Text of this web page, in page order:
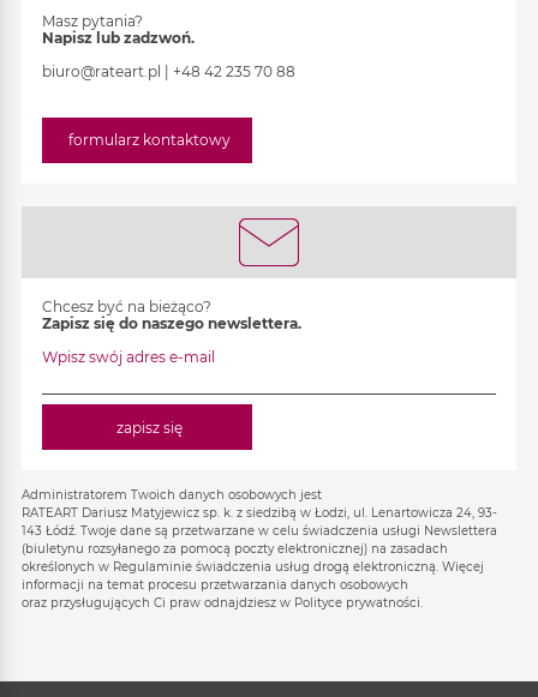
Masz pytania?
Napisz lub zadzwoń.
biuro@rateart.pl |+48 42 235 70 88
formularz kontaktowy
Chcesz być na bieżąco?
Zapisz się do naszego newslettera.
Wpisz swój adres e-mail
zapisz się
Administratorem Twoich danych osobowych jest
RATEART Dariusz Matyjewicz sp. k. z siedzibą w Łodzi, ul. Lenartowicza 24, 93-
143 Łódź. Twoje dane są przetwarzane w celu świadczenia usługi Newslettera
(biuletynu rozsyłanego za pomocą poczty elektronicznej) na zasadach
określonych w Regulaminie świadczenia usług drogą elektroniczną. Więcej
informacji na temat procesu przetwarzania danych osobowych
oraz przysługujących Ci praw odnajdziesz w Polityce prywatności.